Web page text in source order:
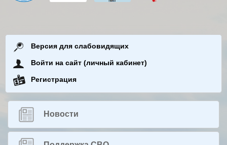
Версия для слабовидящих
Войти на сайт (личный кабинет)
Регистрация
Новости